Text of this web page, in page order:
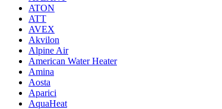
ATON
ATT
AVEX
Akvilon
Alpine Air
American Water Heater
Amina
Aosta
Aparici
AquaHeat